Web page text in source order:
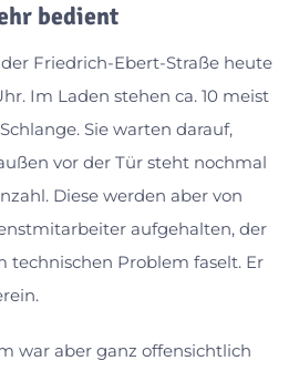
bedient
Friedrich-Ebert-Straße heute
Im Laden stehen ca. 10 meist
Sie warten darauf,
vor der Tür steht nochmal
Diese werden aber von
aufgehalten, der
technischen Problem faselt. Er
war aber ganz offensichtlich